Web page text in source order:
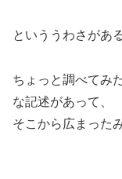
といううわさがあ
ちょっと調べてみ
な記述があって、
そこから広まった